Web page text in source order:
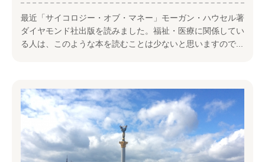
最近「サイコロジー・オブ・マネー」モーガン・ハウセル著
ダイヤモンド社出版を読みました。福祉・医療に関係してい
る人は、このような本を読むことは少ないと思いますので...